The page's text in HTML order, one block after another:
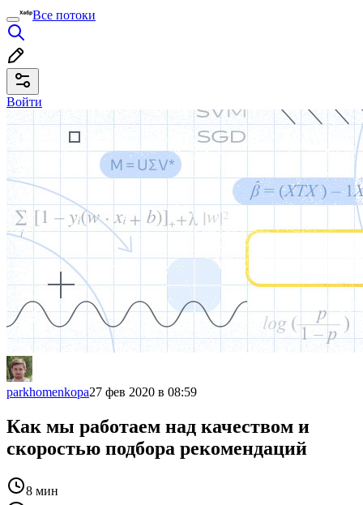
Все потоки
Войти
parkhomenkopa27 фев 2020 в 08:59
Как мы работаем над качеством и
скоростью подбора рекомендаций
8 мин